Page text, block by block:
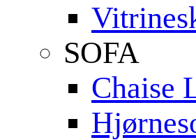
SOFA
Chaise